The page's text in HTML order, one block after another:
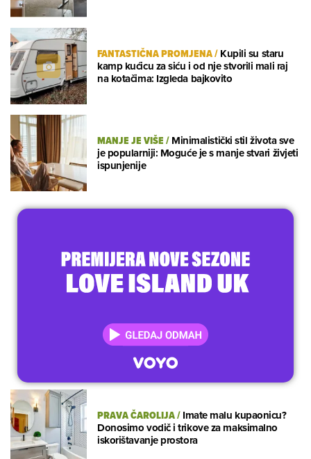
FANTASTIČNA PROMJENA/Kupili su staru
kamp kućicu za siću i od nje stvorili mali raj
na kotačima: Izgleda bajkovito
MANJE JE VIŠE/Minimalistički stil života sve
je popularniji: Moguće je s manje stvari živjeti
ispunjenije
PRAVA ČAROLIJA/Imate malu kupaonicu?
Donosimo vodič i trikove za maksimalno
iskorištavanje prostora